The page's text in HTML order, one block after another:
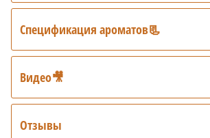
Спецификация ароматов📃
Видео🎥
Отзывы